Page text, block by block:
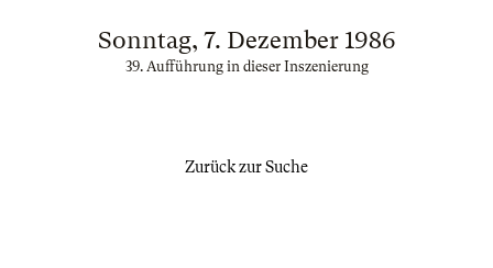
Sonntag, 7. Dezember 1986
39. Aufführung in dieser Inszenierung
Zurück zur Suche